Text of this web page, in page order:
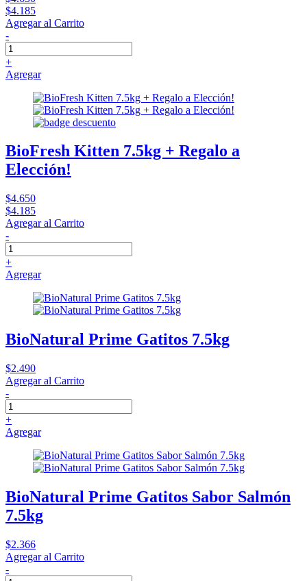
$4.185
Agregar al Carrito
-
+
Agregar
BioFresh Kitten 7.5kg + Regalo a
Elección!
$4.650
$4.185
Agregar al Carrito
-
+
Agregar
BioNatural Prime Gatitos 7.5kg
$2.490
Agregar al Carrito
-
+
Agregar
BioNatural Prime Gatitos Sabor Salmón
7.5kg
$2.366
Agregar al Carrito
-